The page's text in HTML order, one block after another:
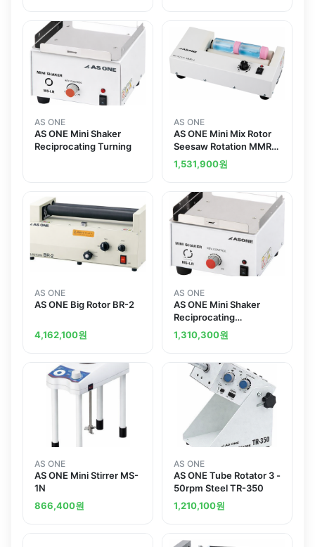
AS ONE
AS ONE Mini Shaker
Reciprocating Turning
AS ONE
AS ONE Mini Mix Rotor
Seesaw Rotation MMR-
2
1,531,900원
AS ONE
AS ONE Big Rotor BR-2
4,162,100원
AS ONE
AS ONE Mini Shaker
Reciprocating
Turningand others
1,310,300원
AS ONE
AS ONE Mini Stirrer MS-
1N
866,400원
AS ONE
AS ONE Tube Rotator 3 -
50rpm Steel TR-350
1,210,100원